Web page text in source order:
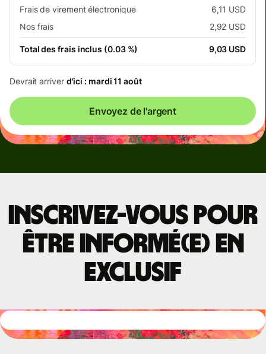
Frais de virement électronique
6,11 USD
Nos frais
2,92 USD
Total des frais inclus (0.03 %) 9,03 USD
Devrait arriver d'ici : mardi 11 août
Envoyez de l'argent
Inscrivez-vous pour
être informé(e) en
exclusif